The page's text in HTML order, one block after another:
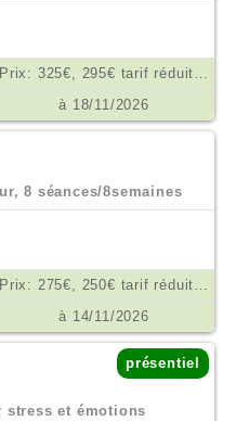
Prix: 325€, 295€ tarif réduit, ou don en conscience selon ses moyens €
à 18/11/2026
8 séances/8semaines
Prix: 275€, 250€ tarif réduit, don en conscience €
à 14/11/2026
présentiel
stress et émotions